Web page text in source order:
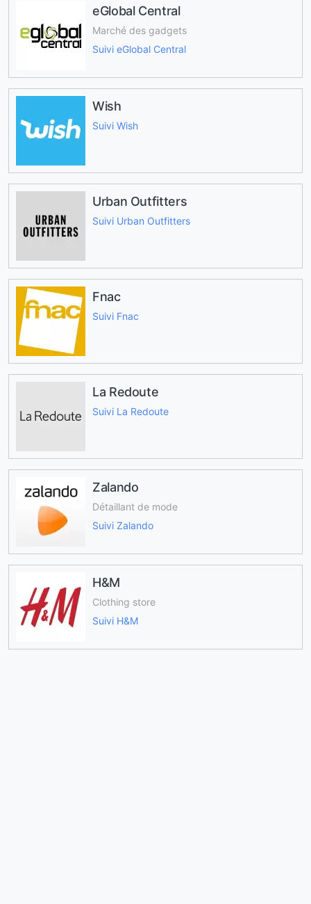
eGlobal Central
Marché des gadgets
Suivi eGlobal Central
Wish
Suivi Wish
Urban Outfitters
Suivi Urban Outfitters
Fnac
Suivi Fnac
La Redoute
Suivi La Redoute
Zalando
Détaillant de mode
Suivi Zalando
H&M
Clothing store
Suivi H&M